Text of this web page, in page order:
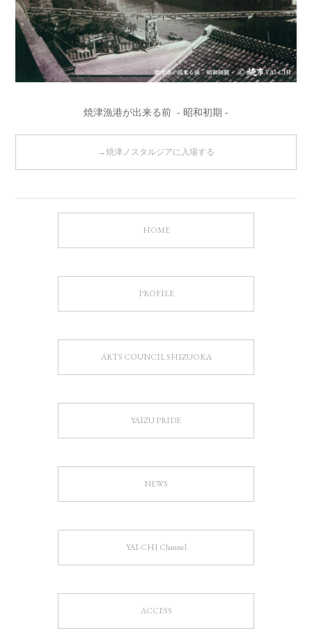
焼津漁港が出来る前 - 昭和初期 -
→焼津ノスタルジアに入場する
HOME
PROFILE
ARTS COUNCIL SHIZUOKA
YAIZU PRIDE
NEWS
YAI-CHI Channel
ACCESS